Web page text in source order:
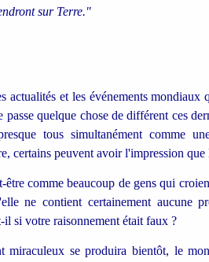
sur Terre."
actualités et les événements mondiaux
passe quelque chose de différent ces
tous simultanément comme
certains peuvent avoir l'impression
être comme beaucoup de gens qui
ne contient certainement aucune
il si votre raisonnement était faux ?
miraculeux se produira bientôt, le